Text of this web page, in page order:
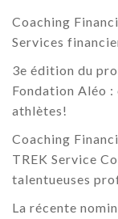
Coaching
Services
3e édition du
Fondation Aléo :
athlètes!
Coaching
TREK Service
talentueuses
La récente